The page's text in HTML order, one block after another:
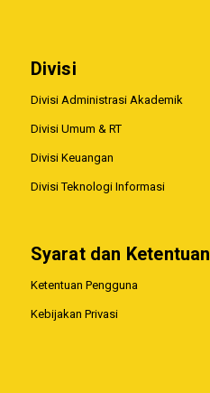
Divisi
Divisi Administrasi Akademik
Divisi Umum & RT
Divisi Keuangan
Divisi Teknologi Informasi
Syarat dan Ketentuan
Ketentuan Pengguna
Kebijakan Privasi